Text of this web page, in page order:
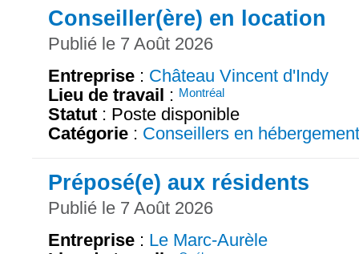
Conseiller(ère) en location
Publié le 7 Août 2026
Entreprise : Château Vincent d'Indy
Lieu de travail : Montréal
Statut : Poste disponible
Catégorie : Conseillers en hébergement
Préposé(e) aux résidents
Publié le 7 Août 2026
Entreprise : Le Marc-Aurèle